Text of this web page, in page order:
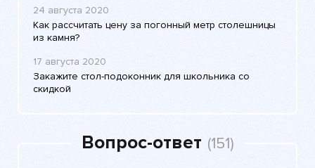
24 августа 2020
Как рассчитать цену за погонный метр столешницы
из камня?
17 августа 2020
Закажите стол-подоконник для школьника со
скидкой
Вопрос-ответ (151)